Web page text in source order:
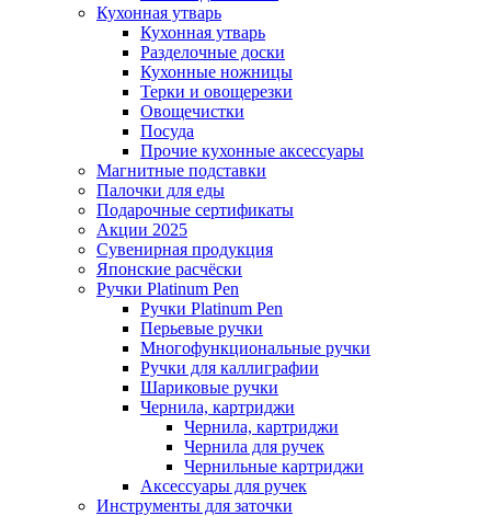
Кухонная утварь
Кухонная утварь
Разделочные доски
Кухонные ножницы
Терки и овощерезки
Овощечистки
Посуда
Прочие кухонные аксессуары
Магнитные подставки
Палочки для еды
Подарочные сертификаты
Акции 2025
Сувенирная продукция
Японские расчёски
Ручки Platinum Pen
Ручки Platinum Pen
Перьевые ручки
Многофункциональные ручки
Ручки для каллиграфии
Шариковые ручки
Чернила, картриджи
Чернила, картриджи
Чернила для ручек
Чернильные картриджи
Аксессуары для ручек
Инструменты для заточки